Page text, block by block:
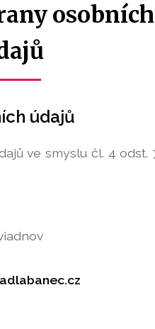
osobních
údajů
ve smyslu čl. 4 odst.